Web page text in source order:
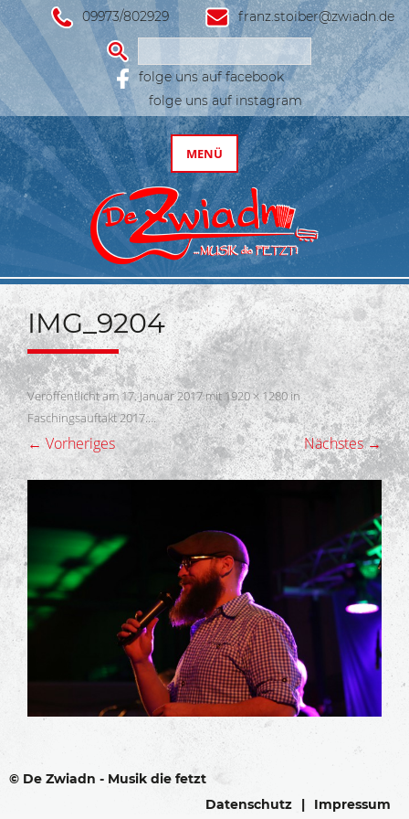
09973/802929
franz.stoiber@zwiadn.de
Suchen
nach:
folge uns auf facebook
folge uns auf instagram
MENÜ
Zum
Inhalt
springen
De
Zwiadn
IMG_9204
Veröffentlicht am17. Januar 2017mit1920 × 1280in
Faschingsauftakt 2017….
← Vorheriges Nächstes →
© De Zwiadn - Musik die fetzt
Datenschutz
Impressum